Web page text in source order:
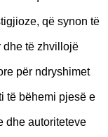
që synon të
dhe të zhvillojë
për ndryshimet
të bëhemi pjesë e
dhe autoriteteve